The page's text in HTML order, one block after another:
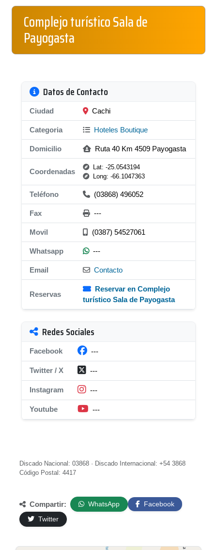
Complejo turístico Sala de
Payogasta
Datos de Contacto
Ciudad Cachi
Categoria Hoteles Boutique
Domicilio Ruta 40 Km 4509 Payogasta
Coordenadas
Lat: -25.0543194
Long: -66.1047363
Teléfono (03868) 496052
Fax ---
Movil (0387) 54527061
Whatsapp ---
Email Contacto
Reservas
Reservar en Complejo
turístico Sala de Payogasta
Redes Sociales
Facebook ---
Twitter / X ---
Instagram ---
Youtube ---
Discado Nacional: 03868 · Discado Internacional: +54 3868
Código Postal: 4417
Compartir: WhatsApp
Facebook
Twitter